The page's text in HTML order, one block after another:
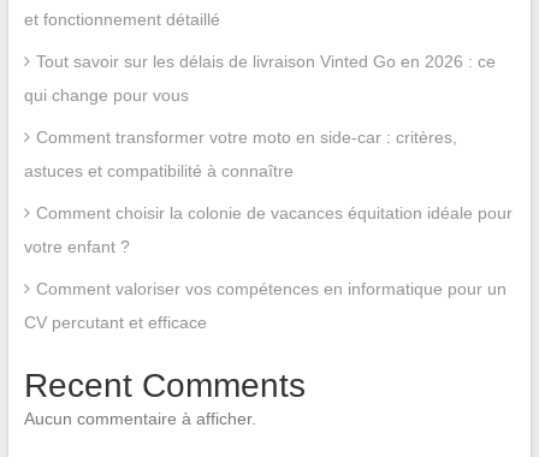
et fonctionnement détaillé
Tout savoir sur les délais de livraison Vinted Go en 2026 : ce
qui change pour vous
Comment transformer votre moto en side-car : critères,
astuces et compatibilité à connaître
Comment choisir la colonie de vacances équitation idéale pour
votre enfant ?
Comment valoriser vos compétences en informatique pour un
CV percutant et efficace
Recent Comments
Aucun commentaire à afficher.